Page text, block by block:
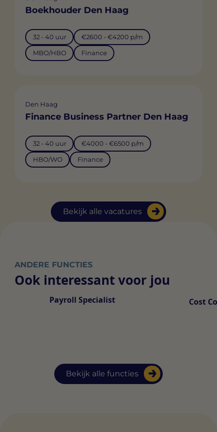
Bekijk alle vacatures
Boekhouder Den Haag
32 - 40 uur €2600 - €4200 p/m
MBO/HBO Finance
Den Haag
Finance Business Partner Den Haag
32 - 40 uur €4000 - €6500 p/m
HBO/WO Finance
ANDERE FUNCTIES
Ook interessant voor jou
Bekijk alle functies
Payroll Specialist Cost